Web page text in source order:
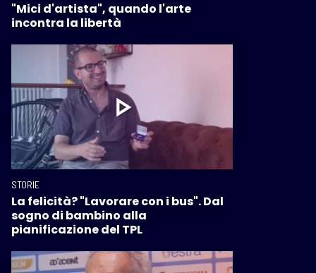
"Mici d'artista", quando l'arte
incontra la libertà
STORIE
La felicità? "Lavorare con i bus". Dal
sogno di bambino alla
pianificazione del TPL